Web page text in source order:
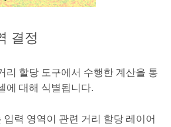
결정
리 할당도구에서 수행한 계산을 통
에 대해 식별됩니다.
입력 영역이 관련 거리 할당 레이어